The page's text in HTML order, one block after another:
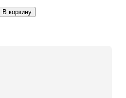
В корзину